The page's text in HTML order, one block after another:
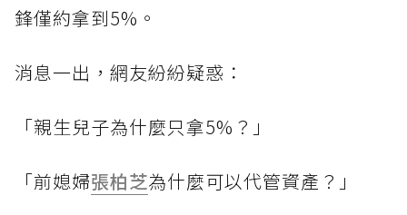
鋒僅約拿到5%。
消息一出，網友紛紛疑惑：
「親生兒子為什麼只拿5%？」
「前媳婦張柏芝為什麼可以代管資產？」